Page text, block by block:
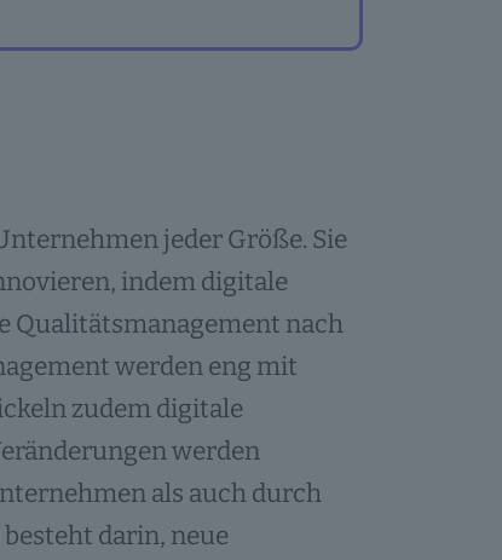
jeder Größe. Sie
indem digitale
Qualitätsmanagement nach
werden eng mit
zudem digitale
werden
als auch durch
darin, neue